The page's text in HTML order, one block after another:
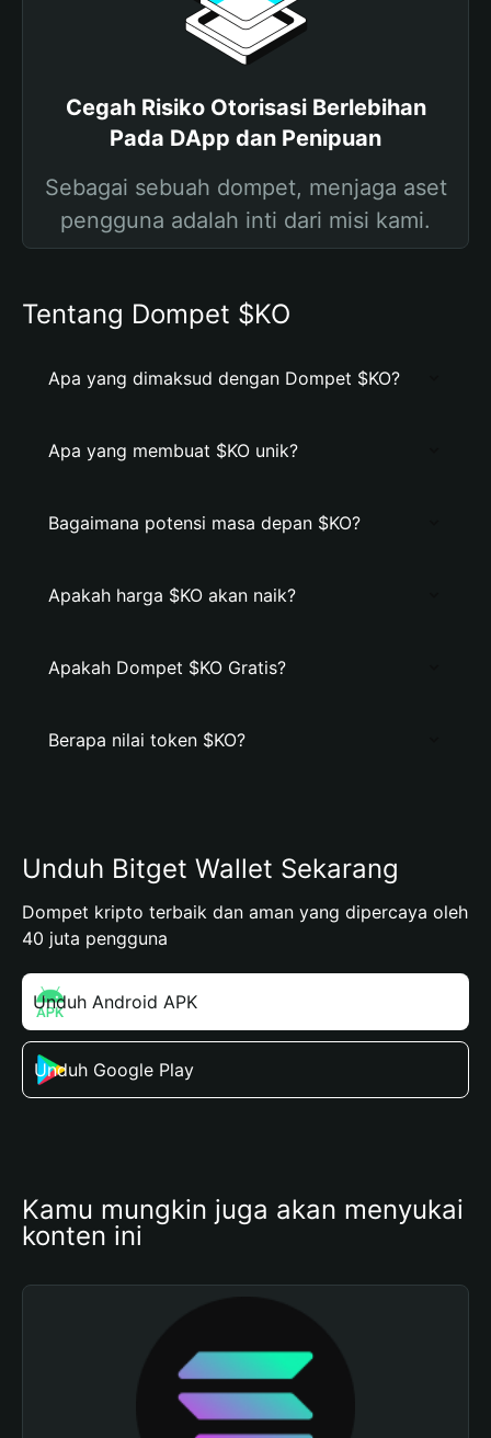
Cegah Risiko Otorisasi Berlebihan
Pada DApp dan Penipuan
Sebagai sebuah dompet, menjaga aset
pengguna adalah inti dari misi kami.
Tentang Dompet $KO
Apa yang dimaksud dengan Dompet $KO?
Apa yang membuat $KO unik?
Bagaimana potensi masa depan $KO?
Apakah harga $KO akan naik?
Apakah Dompet $KO Gratis?
Berapa nilai token $KO?
Unduh Bitget Wallet Sekarang
Dompet kripto terbaik dan aman yang dipercaya oleh
40 juta pengguna
Unduh Android APK
Unduh Google Play
Kamu mungkin juga akan menyukai
konten ini